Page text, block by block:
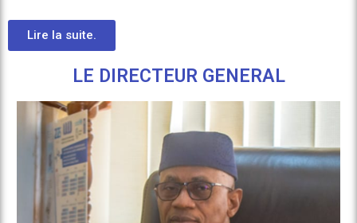
Lire la suite.
LE DIRECTEUR GENERAL